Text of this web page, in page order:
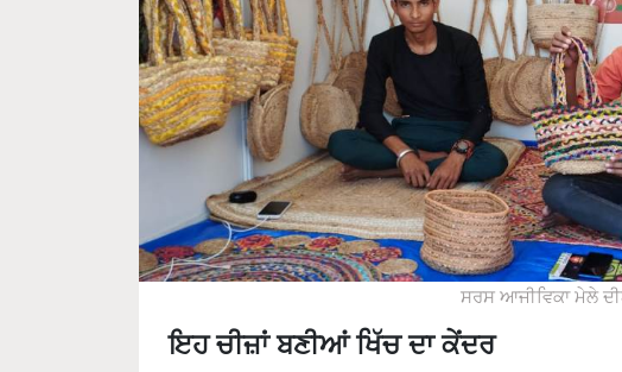
ਸਰਸ ਆਜੀਵਿਕਾ ਮੇਲੇ
ਇਹ ਚੀਜ਼ਾਂ ਬਣੀਆਂ ਖਿੱਚ ਦਾ ਕੇਂਦਰ